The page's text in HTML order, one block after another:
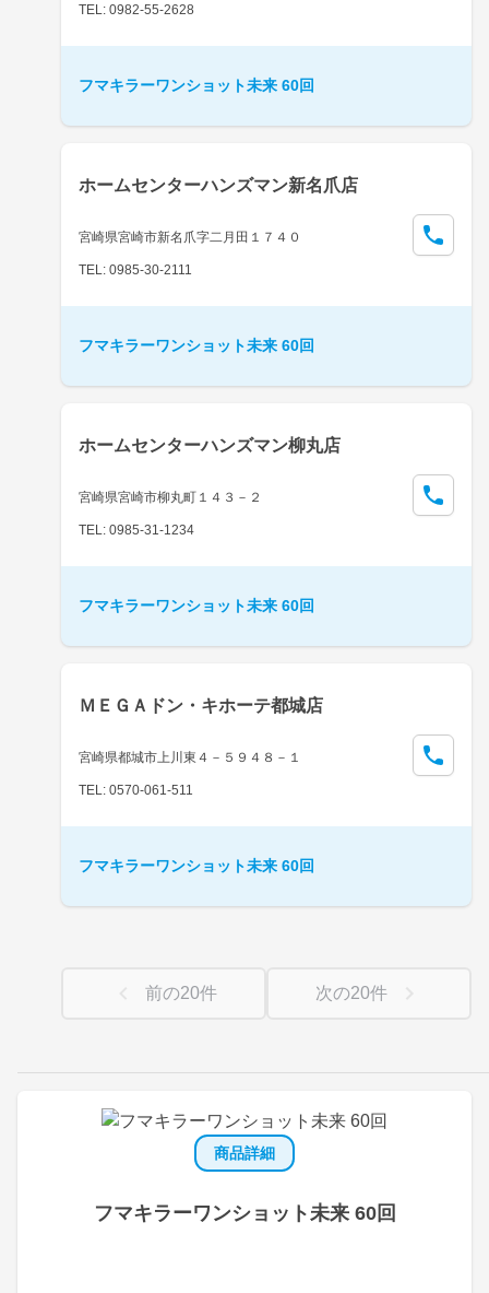
商品詳細
フマキラーワンショット未来 60回
TEL: 0982-55-2628
フマキラーワンショット未来 60回
ホームセンターハンズマン新名爪店
宮崎県宮崎市新名爪字二月田１７４０
TEL: 0985-30-2111
フマキラーワンショット未来 60回
ホームセンターハンズマン柳丸店
宮崎県宮崎市柳丸町１４３－２
TEL: 0985-31-1234
フマキラーワンショット未来 60回
ＭＥＧＡドン・キホーテ都城店
宮崎県都城市上川東４－５９４８－１
TEL: 0570-061-511
フマキラーワンショット未来 60回
前の20件 次の20件